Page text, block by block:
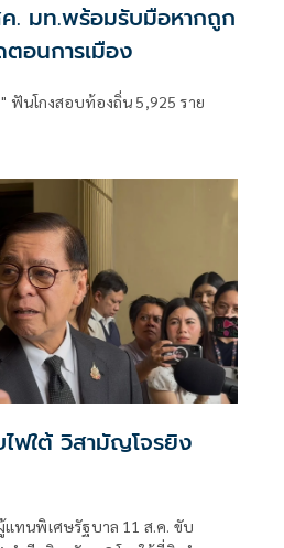
. มท.พร้อมรับมือหากถูก
ตัดตอนการเมือง
ฟันโกงสอบท้องถิ่น 5,925 ราย
โจรยิง
ทน​พิเศษรัฐบาล​ 11 ส.ค. ขับ